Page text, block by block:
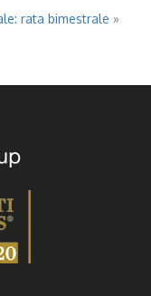
rata bimestrale »